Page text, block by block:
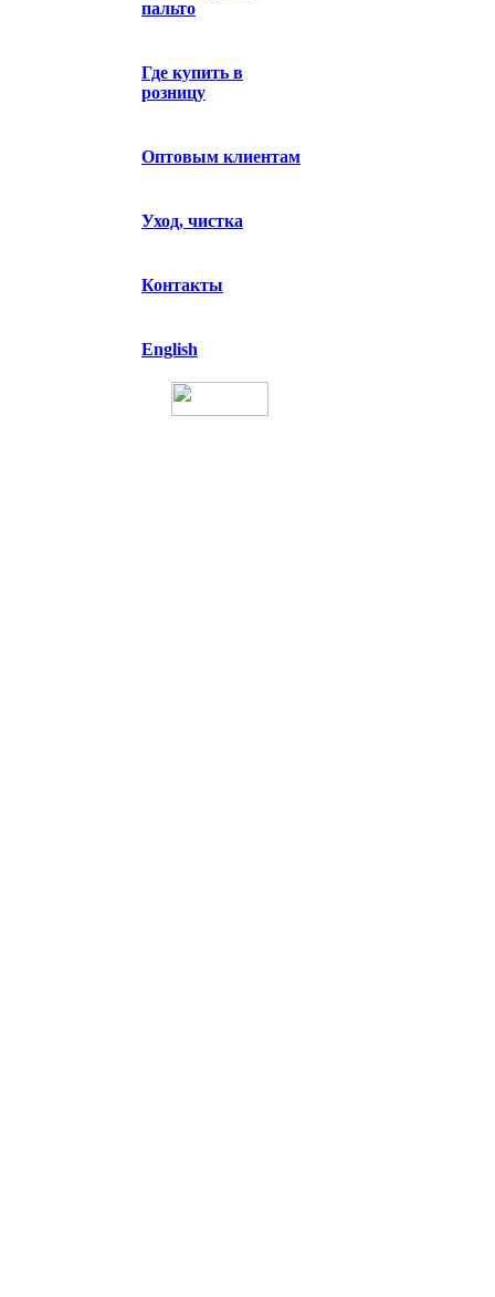
пальто
Где купить в
розницу
Оптовым клиентам
Уход, чистка
Контакты
English